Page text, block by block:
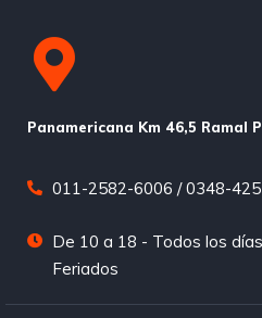
Panamericana Km 46,5 Ramal
011-2582-6006 / 0348-
De 10 a 18 - Todos los
Feriados